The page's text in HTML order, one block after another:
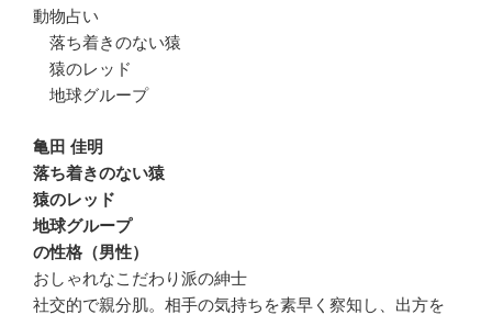
動物占い
落ち着きのない猿
猿のレッド
地球グループ
亀田 佳明
落ち着きのない猿
猿のレッド
地球グループ
の性格（男性）
おしゃれなこだわり派の紳士
社交的で親分肌。相手の気持ちを素早く察知し、出方を